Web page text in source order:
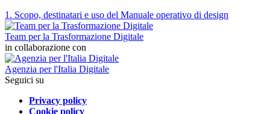
1. Scopo, destinatari e uso del Manuale operativo di design
Team per la Trasformazione Digitale
in collaborazione con
Agenzia per l'Italia Digitale
Seguici su
Privacy policy
Cookie policy